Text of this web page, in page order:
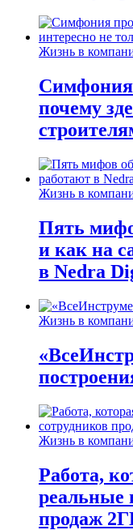
Жизнь в
Симфония
почему
Жизнь в
Пять
и как на
в Nedra
Жизнь в
Жизнь в
Работа,
реальные
продаж